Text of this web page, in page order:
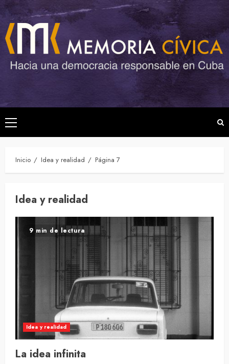
Saltar
al
contenido
Menú
principal
Inicio Idea y realidad Página 7
Idea y realidad
9 min de lectura
Idea y realidad
La idea infinita